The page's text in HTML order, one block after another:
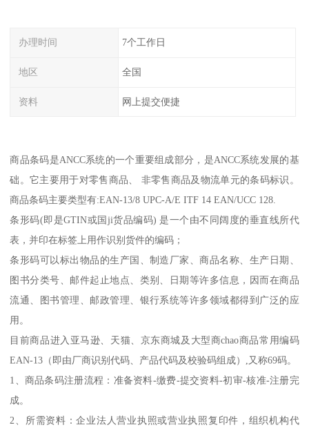
办理时间 7个工作日
地区 全国
资料 网上提交便捷
商品条码是ANCC系统的一个重要组成部分，是ANCC系统发展的基
础。它主要用于对零售商品、 非零售商品及物流单元的条码标识。
商品条码主要类型有:EAN-13/8 UPC-A/E ITF 14 EAN/UCC 128.
条形码(即是GTIN或国ji货品编码) 是一个由不同阔度的垂直线所代
表，并印在标签上用作识别货件的编码；
条形码可以标出物品的生产国、制造厂家、商品名称、生产日期、
图书分类号、邮件起止地点、类别、日期等许多信息，因而在商品
流通、图书管理、邮政管理、银行系统等许多领域都得到广泛的应
用。
目前商品进入亚马逊、天猫、京东商城及大型商chao商品常用编码
EAN-13（即由厂商识别代码、产品代码及校验码组成）,又称69码。
1、商品条码注册流程：准备资料-缴费-提交资料-初审-核准-注册完
成。
2、所需资料：企业法人营业执照或营业执照复印件，组织机构代